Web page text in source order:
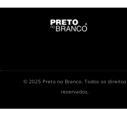
© 2025 Preto no Branco. Todos os direitos
reservados.